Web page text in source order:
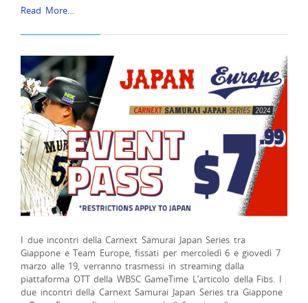
Read More…
I due incontri della Carnext Samurai Japan Series tra
Giappone e Team Europe, fissati per mercoledì 6 e giovedì 7
marzo alle 19, verranno trasmessi in streaming dalla
piattaforma OTT della WBSC GameTime L’articolo della Fibs. I
due incontri della Carnext Samurai Japan Series tra Giappone